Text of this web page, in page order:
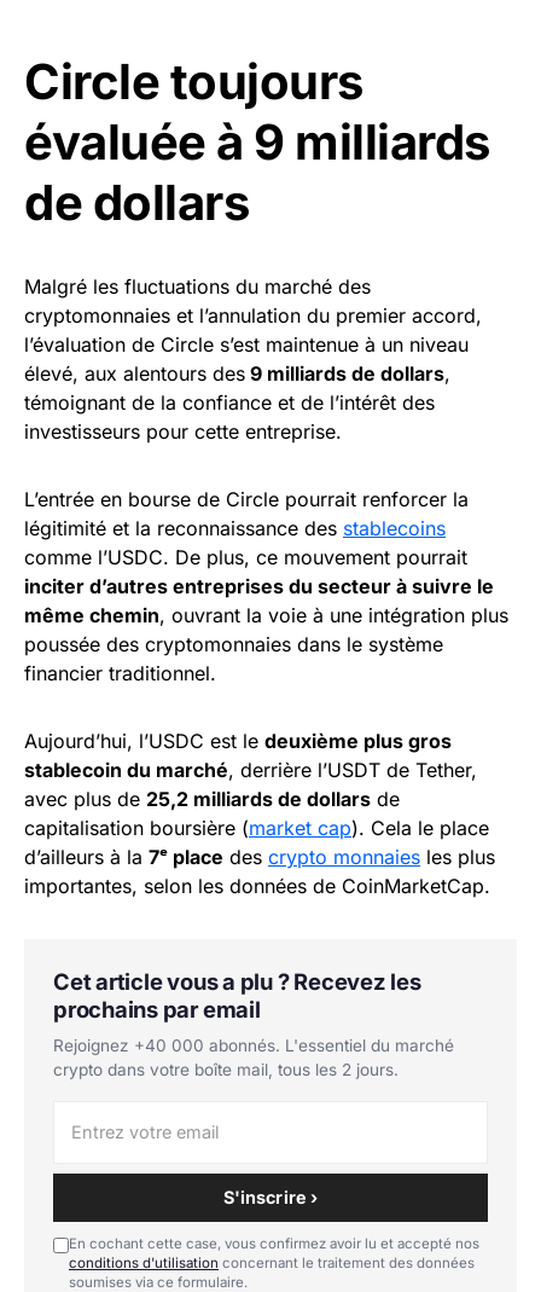
Circle toujours
évaluée à 9 milliards
de dollars
Malgré les fluctuations du marché des
cryptomonnaies et l’annulation du premier accord,
l’évaluation de Circle s’est maintenue à un niveau
élevé, aux alentours des 9 milliards de dollars,
témoignant de la confiance et de l’intérêt des
investisseurs pour cette entreprise.
L’entrée en bourse de Circle pourrait renforcer la
légitimité et la reconnaissance des stablecoins
comme l’USDC. De plus, ce mouvement pourrait
inciter d’autres entreprises du secteur à suivre le
même chemin, ouvrant la voie à une intégration plus
poussée des cryptomonnaies dans le système
financier traditionnel.
Aujourd’hui, l’USDC est le deuxième plus gros
stablecoin du marché, derrière l’USDT de Tether,
avec plus de 25,2 milliards de dollars de
capitalisation boursière (market cap). Cela le place
d’ailleurs à la 7ᵉ place des crypto monnaies les plus
importantes, selon les données de CoinMarketCap.
Cet article vous a plu ? Recevez les
prochains par email
Rejoignez +40 000 abonnés. L'essentiel du marché
crypto dans votre boîte mail, tous les 2 jours.
S'inscrire ›
En cochant cette case, vous confirmez avoir lu et accepté nos
conditions d'utilisation concernant le traitement des données
soumises via ce formulaire.